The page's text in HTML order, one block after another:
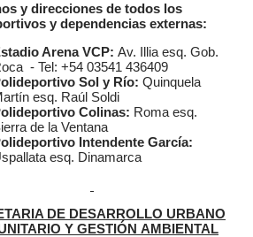
y direcciones de todos los
y dependencias externas:
Arena VCP:Av. Illia esq. Gob.
- Tel: +54 03541 436409
Sol y Río:Quinquela
esq. Raúl Soldi
Colinas: Roma esq.
de la Ventana
Intendente García:
esq. Dinamarca
DE DESARROLLO URBANO
Y GESTIÓN AMBIENTAL